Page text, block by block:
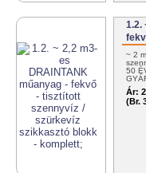
1.2.
~ 2
50
Ár:
(Br.